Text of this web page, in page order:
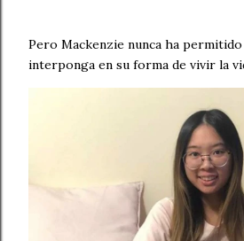
Pero Mackenzie nunca ha
interponga en su forma de vivir la